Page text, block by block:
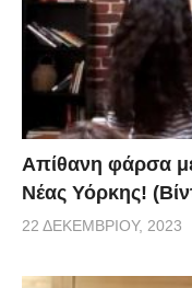
Απίθανη φάρσα
Νέας Υόρκης!
22 ΔΕΚΕΜΒΡΊΟΥ, 2023